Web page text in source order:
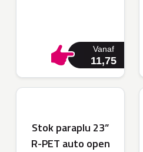
Vanaf
11,75
Stok paraplu 23”
R-PET auto open